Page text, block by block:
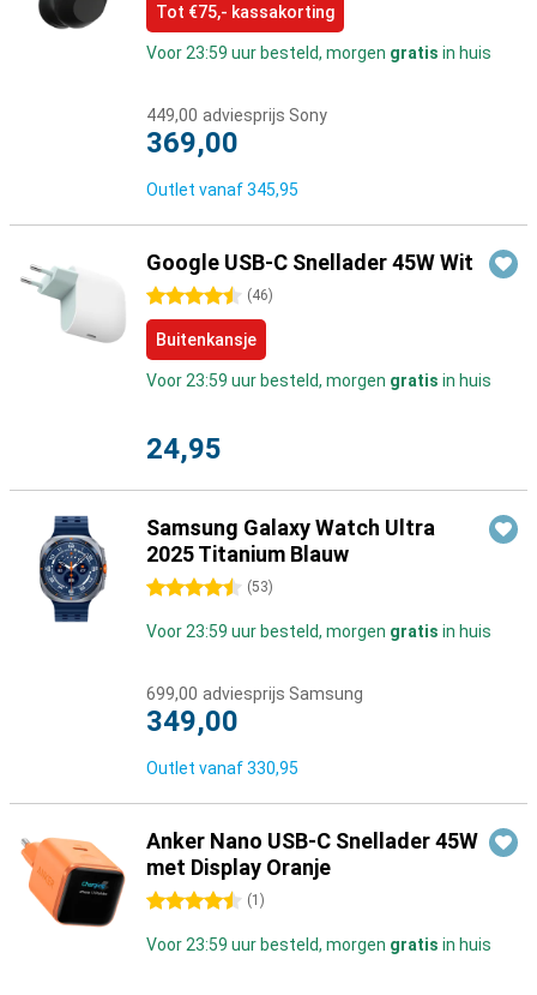
Tot €75,- kassakorting
Voor 23:59 uur besteld, morgen gratis in huis
449,00 adviesprijs Sony
369,00
Outlet vanaf345,95
Google USB-C Snellader 45W Wit
4.5 sterren (46)
Buitenkansje
Voor 23:59 uur besteld, morgen gratis in huis
24,95
Samsung Galaxy Watch Ultra
2025 Titanium Blauw
4.5 sterren (53)
Voor 23:59 uur besteld, morgen gratis in huis
699,00 adviesprijs Samsung
349,00
Outlet vanaf330,95
Anker Nano USB-C Snellader 45W
met Display Oranje
4.5 sterren (1 )
Voor 23:59 uur besteld, morgen gratis in huis